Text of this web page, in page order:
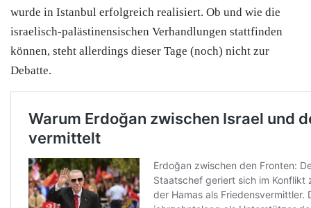
wurde in Istanbul erfolgreich realisiert. Ob und wie die
israelisch-palästinensischen Verhandlungen stattfinden
können, steht allerdings dieser Tage (noch) nicht zur
Debatte.